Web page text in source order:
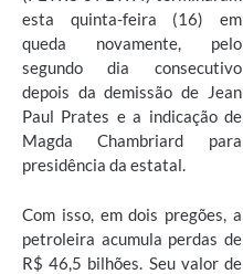
esta quinta-feira (16) em
queda novamente, pelo
segundo dia consecutivo
depois da demissão de Jean
Paul Prates e a indicação de
Magda Chambriard para
presidência da estatal.
Com isso, em dois pregões, a
petroleira acumula perdas de
R$ 46,5 bilhões. Seu valor de